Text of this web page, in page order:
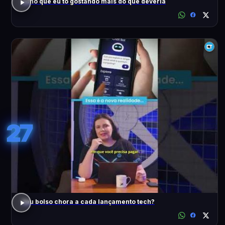
27
Seu bolso chora a cada lançamento tech?